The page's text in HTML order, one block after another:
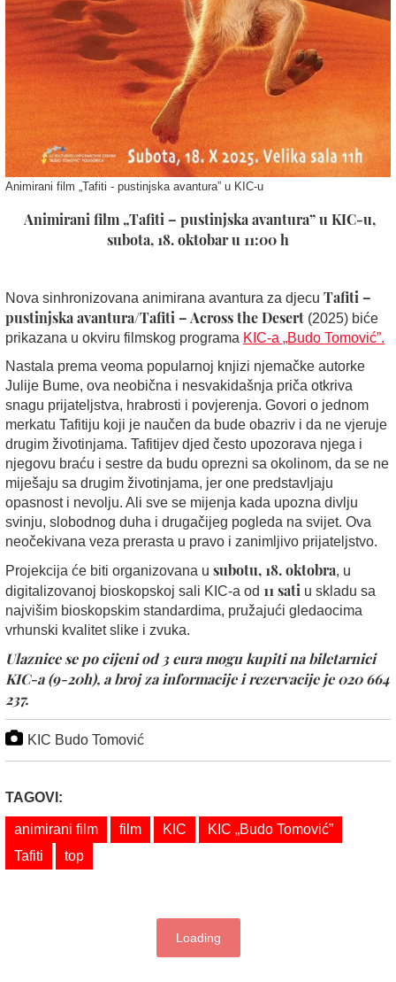
Animirani film „Tafiti - pustinjska avantura” u KIC-u
Animirani film „Tafiti – pustinjska avantura” u KIC-u,
subota, 18. oktobar u 11:00 h
Nova sinhronizovana animirana avantura za djecu Tafiti –
pustinjska avantura/Tafiti – Across the Desert (2025) biće
prikazana u okviru filmskog programa KIC-a „Budo Tomović”.
Nastala prema veoma popularnoj knjizi njemačke autorke
Julije Bume, ova neobična i nesvakidašnja priča otkriva
snagu prijateljstva, hrabrosti i povjerenja. Govori o jednom
merkatu Tafitiju koji je naučen da bude obazriv i da ne vjeruje
drugim životinjama. Tafitijev djed često upozorava njega i
njegovu braću i sestre da budu oprezni sa okolinom, da se ne
miješaju sa drugim životinjama, jer one predstavljaju
opasnost i nevolju. Ali sve se mijenja kada upozna divlju
svinju, slobodnog duha i drugačijeg pogleda na svijet. Ova
neočekivana veza prerasta u pravo i zanimljivo prijateljstvo.
Projekcija će biti organizovana u subotu, 18. oktobra, u
digitalizovanoj bioskopskoj sali KIC-a od 11 sati u skladu sa
najvišim bioskopskim standardima, pružajući gledaocima
vrhunski kvalitet slike i zvuka.
Ulaznice se po cijeni od 3 eura mogu kupiti na biletarnici
KIC-a (9-20h), a broj za informacije i rezervacije je 020 664
237.
KIC Budo Tomović
TAGOVI:
animirani film film KIC
KIC „Budo Tomović”
Tafiti
top
Loading